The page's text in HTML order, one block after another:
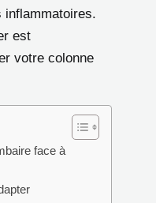
inflammatoires.
est
votre colonne
face à